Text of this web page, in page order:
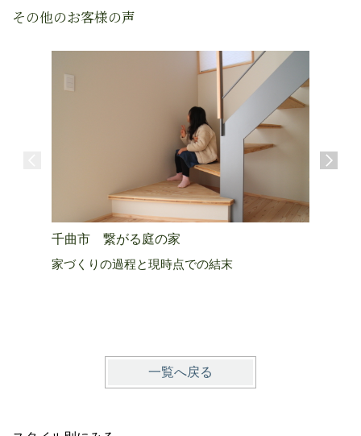
その他のお客様の声
千曲市 繋がる庭の家
家づくりの過程と現時点での結末
一覧へ戻る